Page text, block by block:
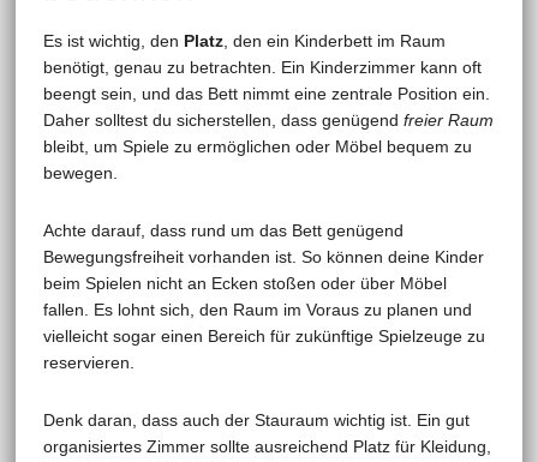
Es ist wichtig, den Platz, den ein Kinderbett im Raum
benötigt, genau zu betrachten. Ein Kinderzimmer kann oft
beengt sein, und das Bett nimmt eine zentrale Position ein.
Daher solltest du sicherstellen, dass genügend freier Raum
bleibt, um Spiele zu ermöglichen oder Möbel bequem zu
bewegen.
Achte darauf, dass rund um das Bett genügend
Bewegungsfreiheit vorhanden ist. So können deine Kinder
beim Spielen nicht an Ecken stoßen oder über Möbel
fallen. Es lohnt sich, den Raum im Voraus zu planen und
vielleicht sogar einen Bereich für zukünftige Spielzeuge zu
reservieren.
Denk daran, dass auch der Stauraum wichtig ist. Ein gut
organisiertes Zimmer sollte ausreichend Platz für Kleidung,